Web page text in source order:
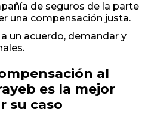
de seguros de la parte
una compensación justa.
un acuerdo, demandar y
al
es la mejor
su caso